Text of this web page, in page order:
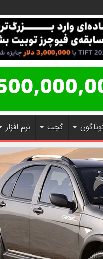
گجت نرم افزار